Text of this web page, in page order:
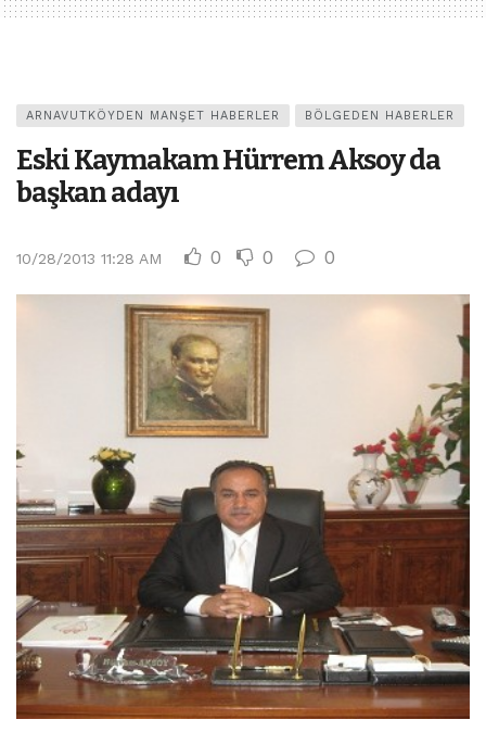
ARNAVUTKÖYDEN MANŞET HABERLER BÖLGEDEN HABERLER
Eski Kaymakam Hürrem Aksoy da
başkan adayı
10/28/2013 11:28 AM 0 0 0